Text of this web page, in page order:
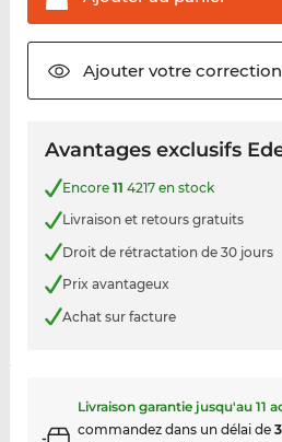
Ajouter votrecorrection
Avantages exclusifs
Encore 11 4217 en stock
Livraison et retours gratuits
Droit de rétractation de 30 jours
Prix avantageux
Achat sur facture
Livraison garantie jusqu'au 11
commandez dans un délai de